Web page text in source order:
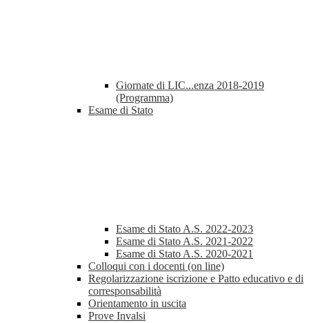
Giornate di LIC...enza 2018-2019
(Programma)
Esame di Stato
Esame di Stato A.S. 2022-2023
Esame di Stato A.S. 2021-2022
Esame di Stato A.S. 2020-2021
Colloqui con i docenti (on line)
Regolarizzazione iscrizione e Patto educativo e di
corresponsabilità
Orientamento in uscita
Prove Invalsi